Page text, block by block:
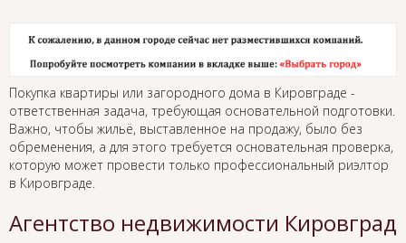
Покупка квартиры или загородного дома в Кировграде -
ответственная задача, требующая основательной подготовки.
Важно, чтобы жильё, выставленное на продажу, было без
обременения, а для этого требуется основательная проверка,
которую может провести только профессиональный риэлтор
в Кировграде.
Агентство недвижимости Кировград